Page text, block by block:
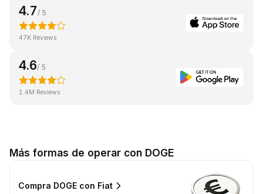
4.7 / 5
47K Reviews
4.6/ 5
1.4M Reviews
Más formas de operar con DOGE
Compra DOGE con Fiat